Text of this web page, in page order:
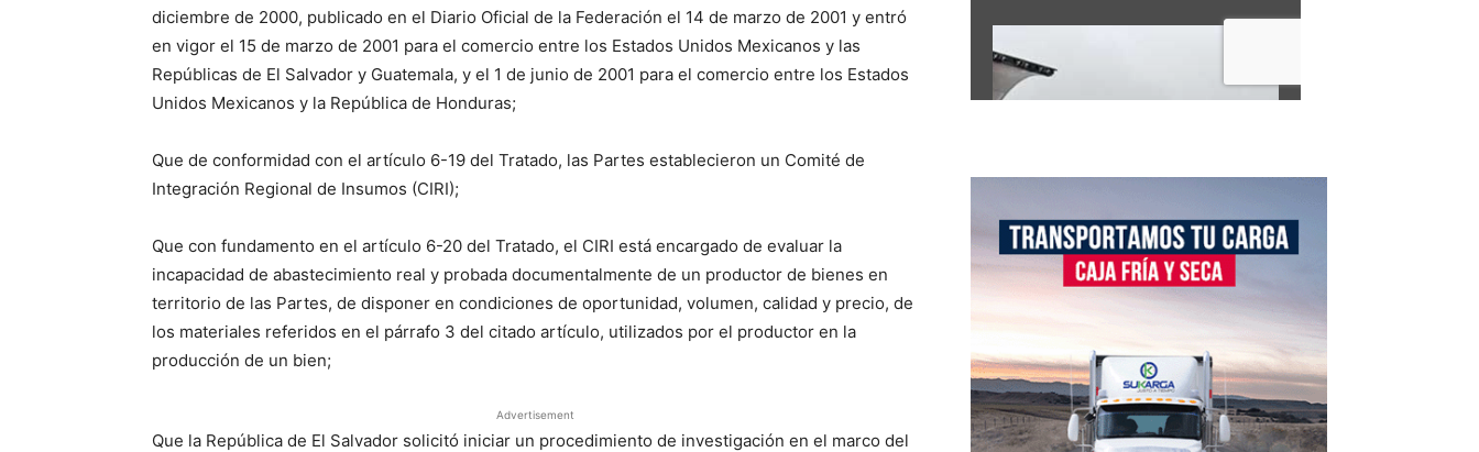
diciembre de 2000, publicado en el Diario Oficial de la Federación el 14 de marzo de 2001 y entró
en vigor el 15 de marzo de 2001 para el comercio entre los Estados Unidos Mexicanos y las
Repúblicas de El Salvador y Guatemala, y el 1 de junio de 2001 para el comercio entre los Estados
Unidos Mexicanos y la República de Honduras;
Que de conformidad con el artículo 6-19 del Tratado, las Partes establecieron un Comité de
Integración Regional de Insumos (CIRI);
Que con fundamento en el artículo 6-20 del Tratado, el CIRI está encargado de evaluar la
incapacidad de abastecimiento real y probada documentalmente de un productor de bienes en
territorio de las Partes, de disponer en condiciones de oportunidad, volumen, calidad y precio, de
los materiales referidos en el párrafo 3 del citado artículo, utilizados por el productor en la
producción de un bien;
Advertisement
Que la República de El Salvador solicitó iniciar un procedimiento de investigación en el marco del